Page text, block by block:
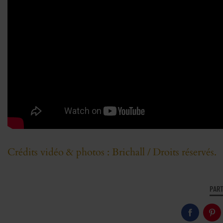
Crédits vidéo & photos : Brichall / Droits réservés.